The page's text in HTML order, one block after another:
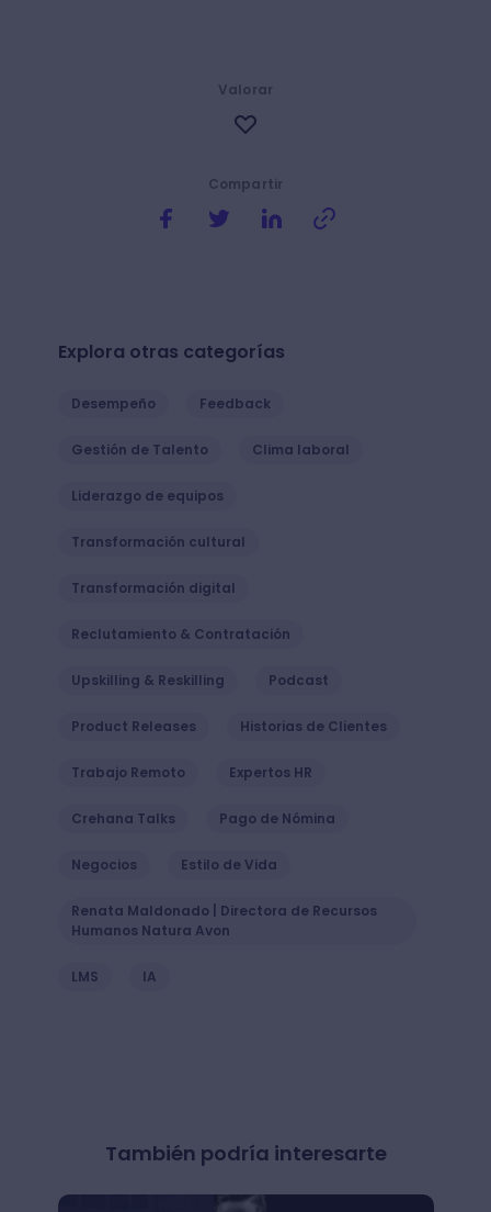
Compartir
Valorar
Explora otras categorías
Desempeño Feedback
Gestión de Talento Clima laboral
Liderazgo de equipos
Transformación cultural
Transformación digital
Reclutamiento & Contratación
Upskilling & Reskilling Podcast
Product Releases Historias de Clientes
Trabajo Remoto Expertos HR
Crehana Talks Pago de Nómina
Negocios Estilo de Vida
Renata Maldonado | Directora de Recursos
Humanos Natura Avon
LMS IA
También podría interesarte